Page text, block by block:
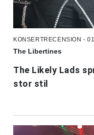
KONSERTRECENSION -
The Libertines
The Likely Lads
stor stil